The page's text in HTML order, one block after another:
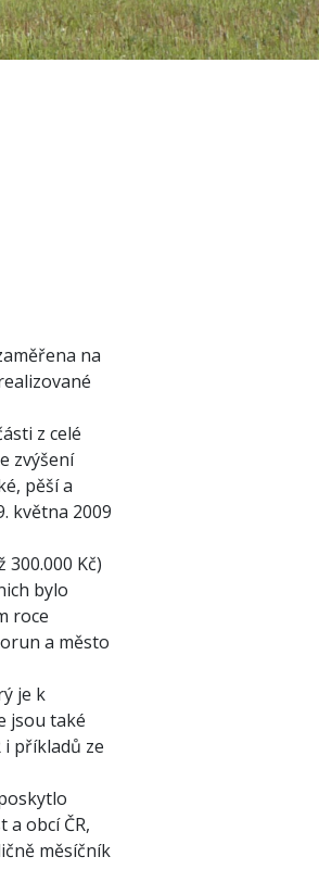
na
z celé
zvýšení
pěší a
května 2009
Kč)
bylo
roce
a město
je k
jsou také
příkladů ze
obcí ČR,
měsíčník